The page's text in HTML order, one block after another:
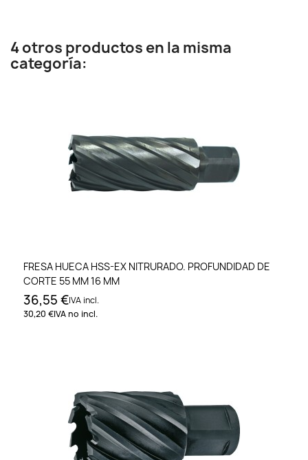
4 otros productos en la misma
categoría:
FRESA HUECA HSS-EX NITRURADO. PROFUNDIDAD DE
CORTE 55 MM 16 MM
36,55 €IVA incl.
30,20 €IVA no incl.